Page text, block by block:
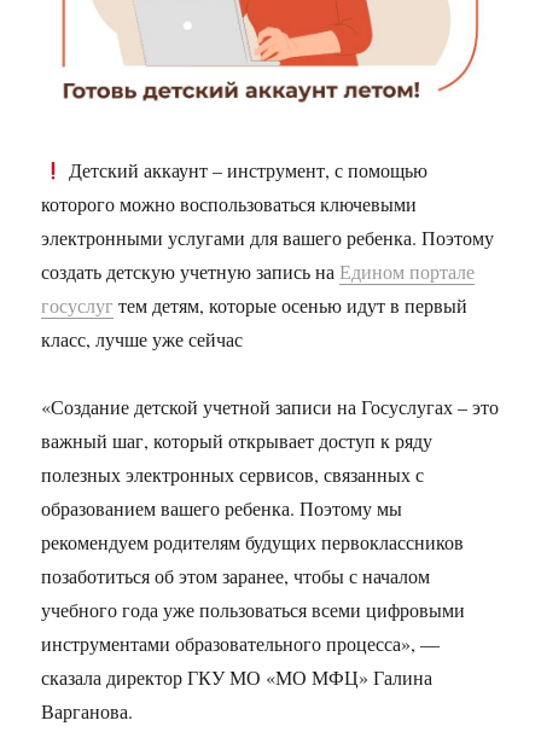
Детский аккаунт – инструмент, с помощью
которого можно воспользоваться ключевыми
электронными услугами для вашего ребенка. Поэтому
создать детскую учетную запись наЕдином портале
госуслуг тем детям, которые осенью идут в первый
класс, лучше уже сейчас
«Создание детской учетной записи на Госуслугах – это
важный шаг, который открывает доступ к ряду
полезных электронных сервисов, связанных с
образованием вашего ребенка. Поэтому мы
рекомендуем родителям будущих первоклассников
позаботиться об этом заранее, чтобы с началом
учебного года уже пользоваться всеми цифровыми
инструментами образовательного процесса», —
сказала директор ГКУ МО «МО МФЦ» Галина
Варганова.